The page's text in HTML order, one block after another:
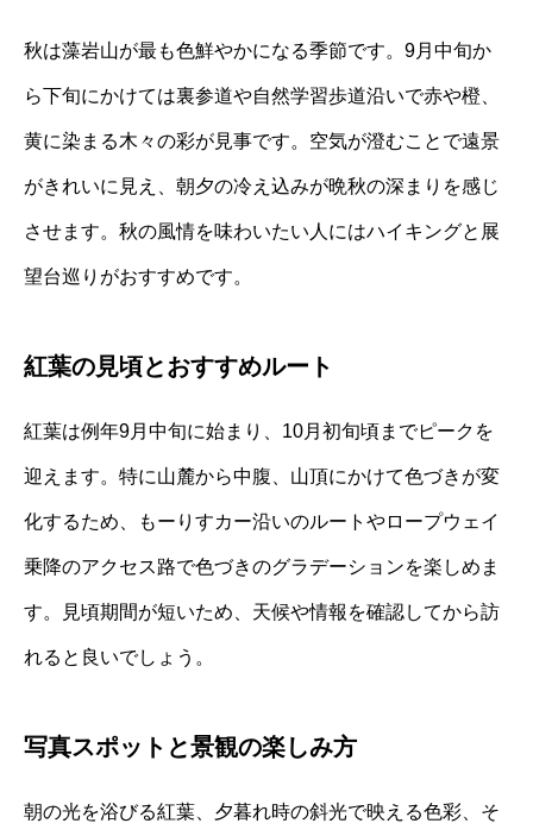
秋は藻岩山が最も色鮮やかになる季節です。9月中旬か
ら下旬にかけては裏参道や自然学習歩道沿いで赤や橙、
黄に染まる木々の彩が見事です。空気が澄むことで遠景
がきれいに見え、朝夕の冷え込みが晩秋の深まりを感じ
させます。秋の風情を味わいたい人にはハイキングと展
望台巡りがおすすめです。
紅葉の見頃とおすすめルート
紅葉は例年9月中旬に始まり、10月初旬頃までピークを
迎えます。特に山麓から中腹、山頂にかけて色づきが変
化するため、もーりすカー沿いのルートやロープウェイ
乗降のアクセス路で色づきのグラデーションを楽しめま
す。見頃期間が短いため、天候や情報を確認してから訪
れると良いでしょう。
写真スポットと景観の楽しみ方
朝の光を浴びる紅葉、夕暮れ時の斜光で映える色彩、そ